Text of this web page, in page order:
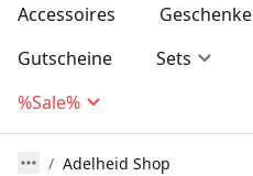
Accessoires
Geschenke
Gutscheine
Sets
%Sale%
Adelheid Shop